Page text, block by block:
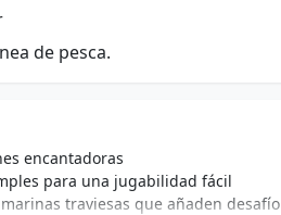
de pesca.
encantadoras
para una jugabilidad fácil
traviesas que añaden desafío